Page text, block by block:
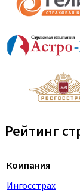
Рейтинг
Компания
Ингосстрах